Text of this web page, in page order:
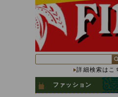
詳細検索はこ
ファッション